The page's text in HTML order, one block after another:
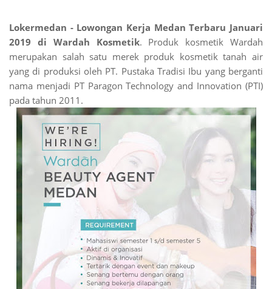
Lokermedan - Lowongan Kerja Medan Terbaru Januari
2019 di Wardah Kosmetik. Produk kosmetik Wardah
merupakan salah satu merek produk kosmetik tanah air
yang di produksi oleh PT. Pustaka Tradisi Ibu yang berganti
nama menjadi PT Paragon Technology and Innovation (PTI)
pada tahun 2011.